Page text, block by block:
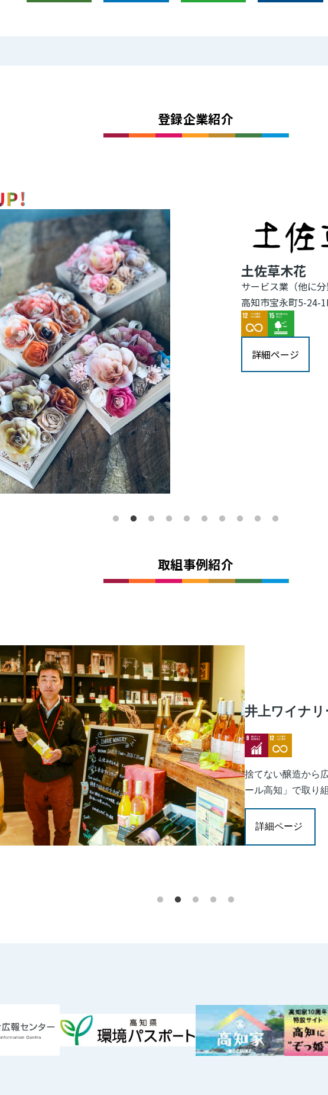
登録企業紹介
土佐草木花
サービス業（他に
高知市宝永町5-24-
ImageImage
詳細ページ
取組事例紹介
井上ワイナリ
ImageImage
捨てない醸造から
ール高知」で取り
詳細ページ